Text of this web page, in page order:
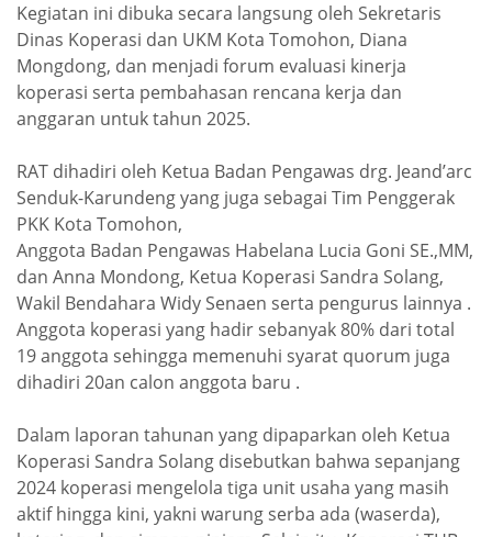
Kegiatan ini dibuka secara langsung oleh Sekretaris
Dinas Koperasi dan UKM Kota Tomohon, Diana
Mongdong, dan menjadi forum evaluasi kinerja
koperasi serta pembahasan rencana kerja dan
anggaran untuk tahun 2025.
RAT dihadiri oleh Ketua Badan Pengawas drg. Jeand’arc
Senduk-Karundeng yang juga sebagai Tim Penggerak
PKK Kota Tomohon,
Anggota Badan Pengawas Habelana Lucia Goni SE.,MM,
dan Anna Mondong, Ketua Koperasi Sandra Solang,
Wakil Bendahara Widy Senaen serta pengurus lainnya .
Anggota koperasi yang hadir sebanyak 80% dari total
19 anggota sehingga memenuhi syarat quorum juga
dihadiri 20an calon anggota baru .
Dalam laporan tahunan yang dipaparkan oleh Ketua
Koperasi Sandra Solang disebutkan bahwa sepanjang
2024 koperasi mengelola tiga unit usaha yang masih
aktif hingga kini, yakni warung serba ada (waserda),